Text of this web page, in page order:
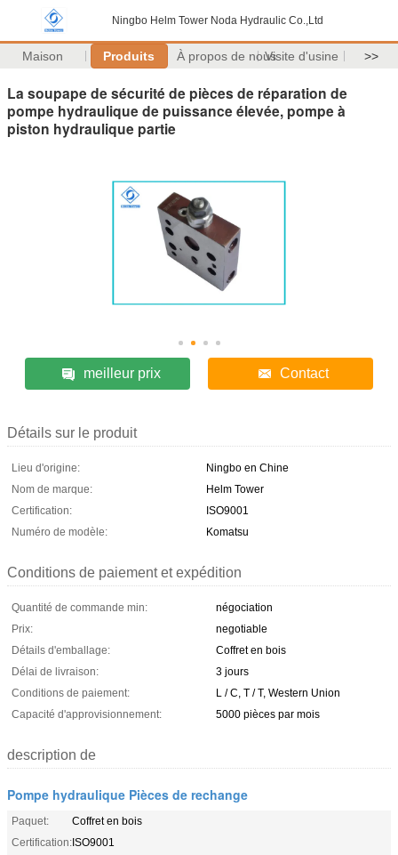
Ningbo Helm Tower Noda Hydraulic Co.,Ltd
Maison Produits À propos de nousVisite d'usine >>
La soupape de sécurité de pièces de réparation de
pompe hydraulique de puissance élevée, pompe à
piston hydraulique partie
meilleur prix Contact
Détails sur le produit
Lieu d'origine:
Ningbo en Chine
Nom de marque:
Helm Tower
Certification:
ISO9001
Numéro de modèle:
Komatsu
Conditions de paiement et expédition
Quantité de commande min:
négociation
Prix:
negotiable
Détails d'emballage:
Coffret en bois
Délai de livraison:
3 jours
Conditions de paiement:
L / C, T / T, Western Union
Capacité d'approvisionnement:
5000 pièces par mois
description de
Pompe hydraulique Pièces de rechange
Paquet:
Coffret en bois
Certification:ISO9001